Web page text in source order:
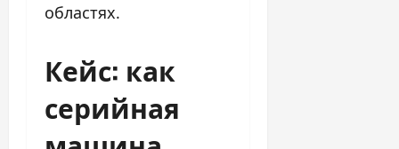
областях.
Кейс: как
серийная